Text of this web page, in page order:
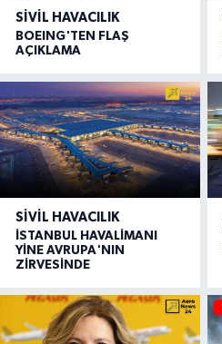
SIVIL HAVACILIK
BOEING'TEN FLAŞ
AÇIKLAMA
SIVIL HAVACILIK
İSTANBUL HAVALİMANI
YİNE AVRUPA'NIN
ZİRVESİNDE